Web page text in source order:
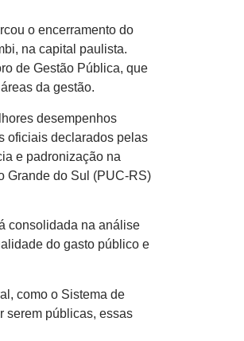
o encerramento do
na capital paulista.
de Gestão Pública, que
da gestão.
desempenhos
oficiais declarados pelas
e padronização na
Grande do Sul (PUC-RS)
consolidada na análise
do gasto público e
como o Sistema de
serem públicas, essas